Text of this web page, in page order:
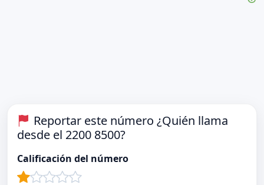
Reportar este número ¿Quién llama
desde el 2200 8500?
Calificación del número